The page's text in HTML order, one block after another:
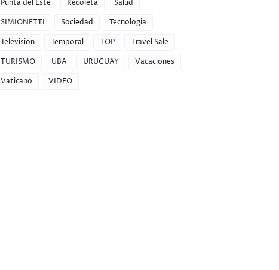
Punta del Este
Recoleta
Salud
SIMIONETTI
Sociedad
Tecnologia
Television
Temporal TOP
Travel Sale
TURISMO
UBA URUGUAY
Vacaciones
Vaticano
VIDEO